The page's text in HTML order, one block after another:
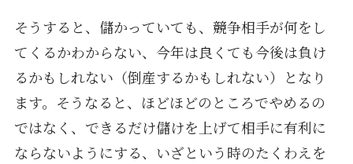
そうすると、儲かっていても、競争相手が何をし
てくるかわからない、今年は良くても今後は負け
るかもしれない（倒産するかもしれない）となり
ます。そうなると、ほどほどのところでやめるの
ではなく、できるだけ儲けを上げて相手に有利に
ならないようにする、いざという時のたくわえを